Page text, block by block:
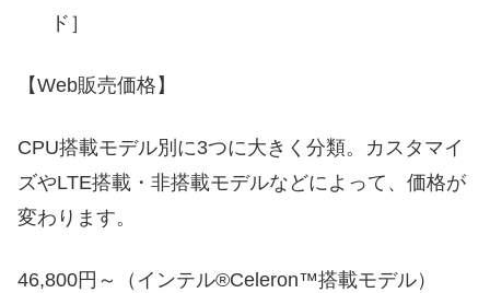
ド］
【Web販売価格】
CPU搭載モデル別に3つに大きく分類。カスタマイ
ズやLTE搭載・非搭載モデルなどによって、価格が
変わります。
46,800円～（インテル®Celeron™搭載モデル）